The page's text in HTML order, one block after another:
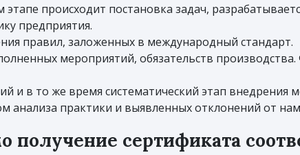
происходит постановка задач,
предприятия.
правил, заложенных в международный стандарт.
мероприятий, обязательств
и в то же время систематический этап внедрения
анализа практики и выявленных отклонений от
получение сертификата